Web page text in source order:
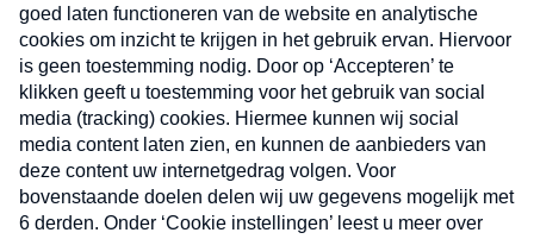
Verzend